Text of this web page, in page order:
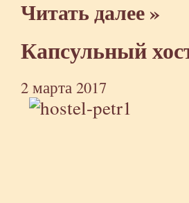
Читать далее »
Капсульный
2 марта 2017